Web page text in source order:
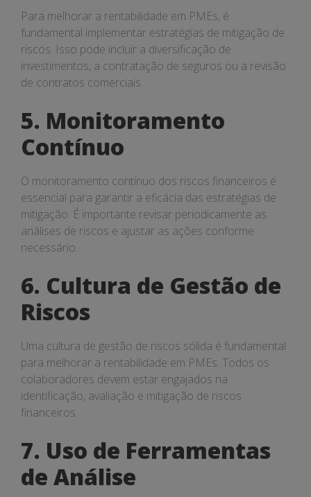
Para melhorar a rentabilidade em PMEs, é
fundamental implementar estratégias de mitigação de
riscos. Isso pode incluir a diversificação de
investimentos, a contratação de seguros ou a revisão
de contratos comerciais.
5. Monitoramento
Contínuo
O monitoramento contínuo dos riscos financeiros é
essencial para garantir a eficácia das estratégias de
mitigação. É importante revisar periodicamente as
análises de riscos e ajustar as ações conforme
necessário.
6. Cultura de Gestão de
Riscos
Uma cultura de gestão de riscos sólida é fundamental
para melhorar a rentabilidade em PMEs. Todos os
colaboradores devem estar engajados na
identificação, avaliação e mitigação de riscos
financeiros.
7. Uso de Ferramentas
de Análise